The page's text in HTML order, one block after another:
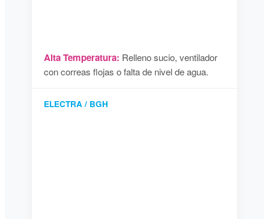
Alta Temperatura: Relleno sucio, ventilador
con correas flojas o falta de nivel de agua.
ELECTRA / BGH